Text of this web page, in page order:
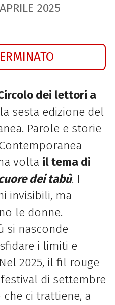
APRILE 2025
dei lettori a
sesta edizione del
Parole e storie
volta il tema di
dei tabù. I
invisibili, ma
le donne.
si nasconde
i limiti e
2025, il fil rouge
di settembre
ci trattiene, a